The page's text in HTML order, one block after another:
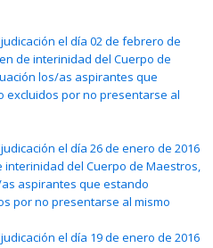
el día 02 de febrero de
de interinidad del Cuerpo de
los/as aspirantes que
excluidos por no presentarse al
el día 26 de enero de 2016
del Cuerpo de Maestros,
aspirantes que estando
por no presentarse al mismo
el día 19 de enero de 2016